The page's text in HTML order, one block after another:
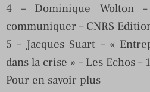
4 – Dominique Wolton
communiquer – CNRS
5 – Jacques Suart – «
dans la crise » – Les Echos –
Pour en savoir plus